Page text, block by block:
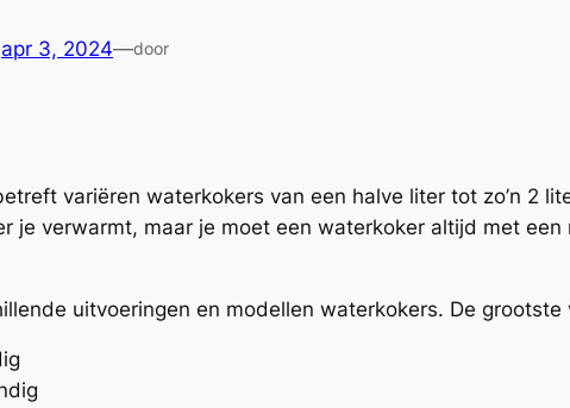
apr 3, 2024—door
variëren waterkokers van een halve liter tot zo’n 2
je verwarmt, maar je moet een waterkoker altijd met
uitvoeringen en modellen waterkokers. De